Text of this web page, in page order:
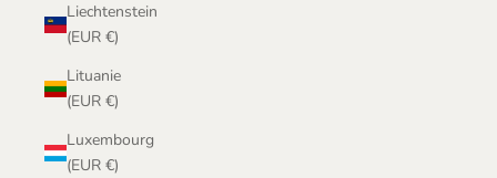
Liechtenstein
(EUR €)
Lituanie
(EUR €)
Luxembourg
(EUR €)